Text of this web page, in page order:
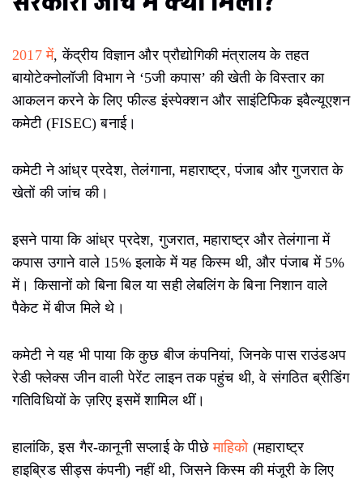
2017 में, केंद्रीय विज्ञान और प्रौद्योगिकी मंत्रालय के तहत
बायोटेक्नोलॉजी विभाग ने ‘5जी कपास’ की खेती के विस्तार का
आकलन करने के लिए फील्ड इंस्पेक्शन और साइंटिफिक इवैल्यूएशन
कमेटी (FISEC) बनाई।
कमेटी ने आंध्र प्रदेश, तेलंगाना, महाराष्ट्र, पंजाब और गुजरात के
खेतों की जांच की।
इसने पाया कि आंध्र प्रदेश, गुजरात, महाराष्ट्र और तेलंगाना में
कपास उगाने वाले 15% इलाके में यह किस्म थी, और पंजाब में 5%
में। किसानों को बिना बिल या सही लेबलिंग के बिना निशान वाले
पैकेट में बीज मिले थे।
कमेटी ने यह भी पाया कि कुछ बीज कंपनियां, जिनके पास राउंडअप
रेडी फ्लेक्स जीन वाली पेरेंट लाइन तक पहुंच थी, वे संगठित ब्रीडिंग
गतिविधियों के ज़रिए इसमें शामिल थीं।
हालांकि, इस गैर-कानूनी सप्लाई के पीछेमाहिको(महाराष्ट्र
हाइब्रिड सीड्स कंपनी) नहीं थी, जिसने किस्म की मंजूरी के लिए